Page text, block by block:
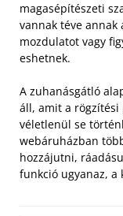
magasépítészeti
vannak téve annak
mozdulatot vagy
eshetnek.
A zuhanásgátló
áll, amit a rögzítési
véletlenül se
webáruházban
hozzájutni,
funkció ugyanaz, a